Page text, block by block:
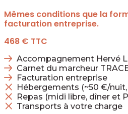
Mêmes conditions que la
facturation entreprise.
468 € TTC
Accompagnement Hervé
Carnet du marcheur
Facturation entreprise
Hébergements (~50 €/
Repas (midi libre, dîner et
Transports à votre charge